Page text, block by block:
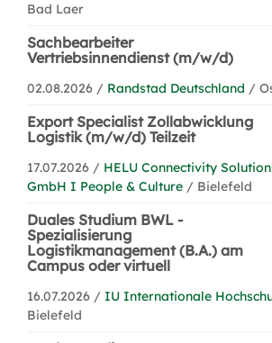
Bad Laer
Sachbearbeiter
Vertriebsinnendienst (m/w/d)
02.08.2026 / Randstad Deutschland /
Export Specialist Zollabwicklung
Logistik (m/w/d) Teilzeit
17.07.2026 / HELU Connectivity
GmbH I People & Culture / Bielefeld
Duales Studium BWL -
Spezialisierung
Logistikmanagement (B.A.) am
Campus oder virtuell
16.07.2026 / IU Internationale
Bielefeld